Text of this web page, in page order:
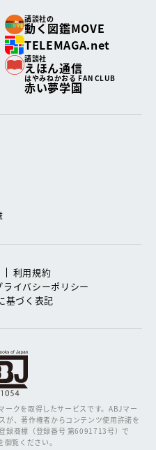
講談社の
動く図鑑MOVE
TELEMAGA.net
講談社
えほん通信
はやみねかおる FAN CLUB
赤い夢学園
利用規約
ライバシーポリシー
基づく表記
ークを取得したサービスです。ABJマー
が、著作権者からコンテンツ使用許諾を
録商標（登録番号 第6091713号）で
覧ください。